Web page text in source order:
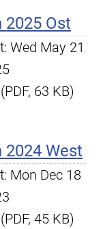
2025 Ost
Wed May 21
(PDF, 63 KB)
2024 West
Mon Dec 18
(PDF, 45 KB)